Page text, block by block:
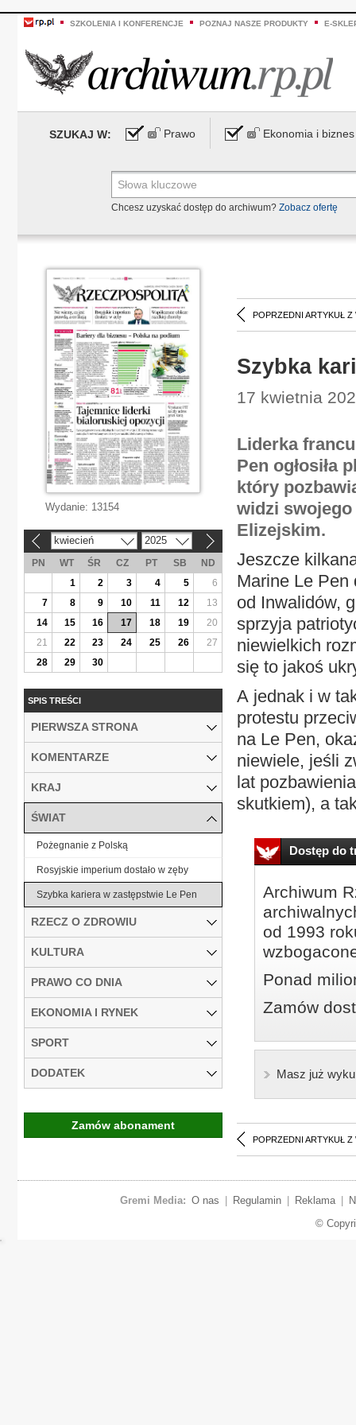
SZKOLENIA I KONFERENCJE POZNAJ NASZE PRODUKTY E-
SZUKAJ W: Prawo Ekonomia i biznes
Chcesz uzyskać dostęp do archiwum? Zobacz ofertę
POPRZEDNI ARTYKUŁ Z
Szybka
17 kwietnia
Liderka
Pen ogłosiła
który
widzi swojego
Elizejskim.
Jeszcze
Marine Le Pen
od Inwalidów,
sprzyja
niewielkich
się to jakoś
A jednak i w
protestu
na Le Pen,
niewiele, jeśli
lat
skutkiem), a
Dostęp do
Archiwum
od 1993
Ponad
Zamów
Masz już
POPRZEDNI ARTYKUŁ Z
Wydanie: 13154
kwiecień 2025
PN WT ŚR CZ PT SB
ND
1
2 3 4 5
6
7
8 9 10 11 12
13
14
15 16 17 18 19
20
21
22 23 24 25 26
27
28
29 30
SPIS TREŚCI
PIERWSZA STRONA
KOMENTARZE
KRAJ
ŚWIAT
Pożegnanie z Polską
Rosyjskie imperium dostało w zęby
Szybka kariera w zastępstwie Le Pen
RZECZ O ZDROWIU
KULTURA
PRAWO CO DNIA
EKONOMIA I RYNEK
SPORT
DODATEK
Zamów abonament
Gremi Media: O nas Regulamin Reklama
©